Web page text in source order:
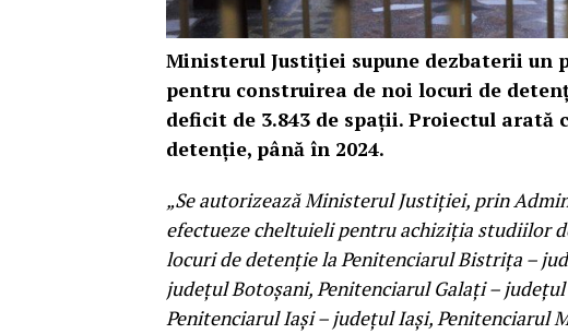
Ministerul Justiţiei supune dezbaterii
pentru construirea de noi locuri de
deficit de 3.843 de spaţii. Proiectul
detenţie, până în 2024.
„Se autorizează Ministerul Justiţiei, prin
efectueze cheltuieli pentru achiziţia studiilor
locuri de detenţie la Penitenciarul Bistriţa –
judeţul Botoşani, Penitenciarul Galaţi –
Penitenciarul Iaşi – judeţul Iaşi, Penitenciarul